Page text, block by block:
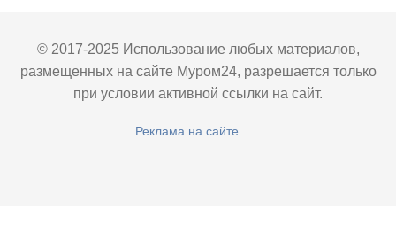
© 2017-2025 Использование любых материалов,
размещенных на сайте Муром24, разрешается только
при условии активной ссылки на сайт.
Реклама на сайте